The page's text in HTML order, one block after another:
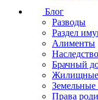
Блог
Разводы
Раздел
Алименты
Наследство
Брачный
Права